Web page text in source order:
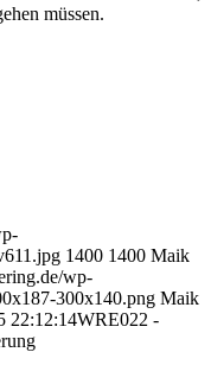
müssen.
1400 1400 Maik
wp-
300x140.png Maik
22:12:14WRE022 -